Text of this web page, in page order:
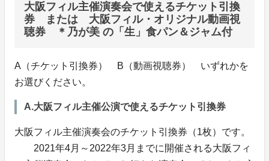
大阪フィル主催演奏会で使えるチケット引換
券 または 大阪フィル・オリジナル動画視
聴券 ＊乃が美 の「生」食パン＆ジャム付
A（チケット引換券） B（動画視聴券） いずれかを
お選びください。
A.大阪フィル主催公演で使えるチケット引換券
大阪フィル主催演奏会のチケット引換券（1枚）です。
2021年4月～2022年3月までに開催される大阪フィ